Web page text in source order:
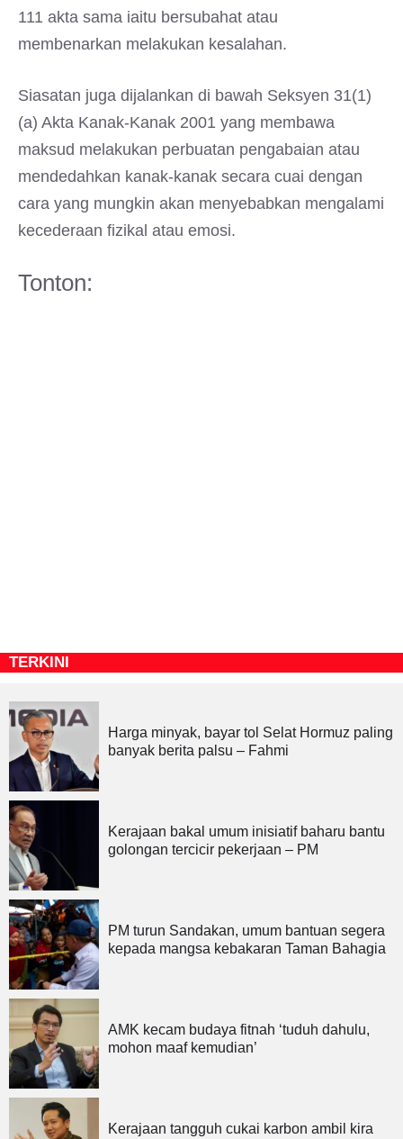
111 akta sama iaitu bersubahat atau
membenarkan melakukan kesalahan.
Siasatan juga dijalankan di bawah Seksyen 31(1)
(a) Akta Kanak-Kanak 2001 yang membawa
maksud melakukan perbuatan pengabaian atau
mendedahkan kanak-kanak secara cuai dengan
cara yang mungkin akan menyebabkan mengalami
kecederaan fizikal atau emosi.
Tonton:
TERKINI
Harga minyak, bayar tol Selat Hormuz paling
banyak berita palsu – Fahmi
Kerajaan bakal umum inisiatif baharu bantu
golongan tercicir pekerjaan – PM
PM turun Sandakan, umum bantuan segera
kepada mangsa kebakaran Taman Bahagia
AMK kecam budaya fitnah ‘tuduh dahulu,
mohon maaf kemudian’
Kerajaan tangguh cukai karbon ambil kira